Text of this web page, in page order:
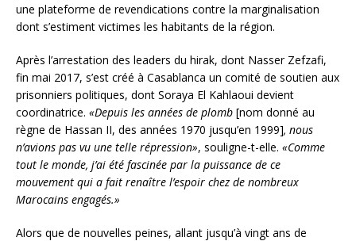
une plateforme de revendications contre la marginalisation
dont s’estiment victimes les habitants de la région.
Après l’arrestation des leaders du hirak, dont Nasser Zefzafi,
fin mai 2017, s’est créé à Casablanca un comité de soutien aux
prisonniers politiques, dont Soraya El Kahlaoui devient
coordinatrice. «Depuis les années de plomb [nom donné au
règne de Hassan II, des années 1970 jusqu’en 1999], nous
n’avions pas vu une telle répression», souligne-t-elle. «Comme
tout le monde, j’ai été fascinée par la puissance de ce
mouvement qui a fait renaître l’espoir chez de nombreux
Marocains engagés.»
Alors que de nouvelles peines, allant jusqu’à vingt ans de